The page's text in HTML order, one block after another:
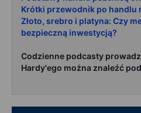
Krótki przewodnik po handlu
Złoto, srebro i platyna: Czy
bezpieczną inwestycją?
Codzienne podcasty
Hardy'ego można znaleźć